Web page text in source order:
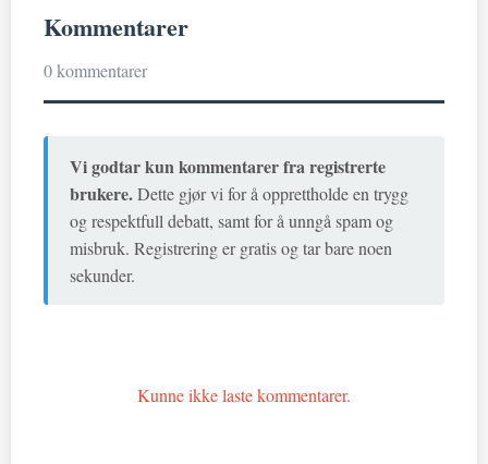
Kommentarer
0 kommentarer
Vi godtar kun kommentarer fra registrerte
brukere.Dette gjør vi for å opprettholde en trygg
og respektfull debatt, samt for å unngå spam og
misbruk. Registrering er gratis og tar bare noen
sekunder.
Kunne ikke laste kommentarer.